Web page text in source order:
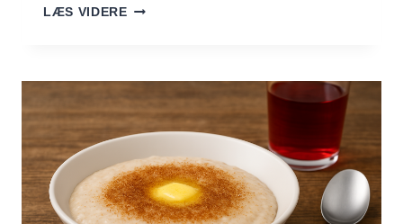
LÆS VIDEREBOGHVEDE
MED
NY
POPULARITET